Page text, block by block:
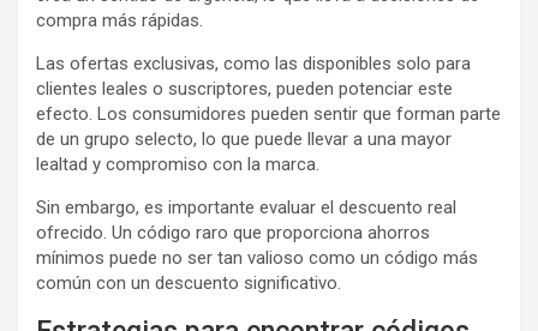
compra más rápidas.
Las ofertas exclusivas, como las disponibles solo para
clientes leales o suscriptores, pueden potenciar este
efecto. Los consumidores pueden sentir que forman parte
de un grupo selecto, lo que puede llevar a una mayor
lealtad y compromiso con la marca.
Sin embargo, es importante evaluar el descuento real
ofrecido. Un código raro que proporciona ahorros
mínimos puede no ser tan valioso como un código más
común con un descuento significativo.